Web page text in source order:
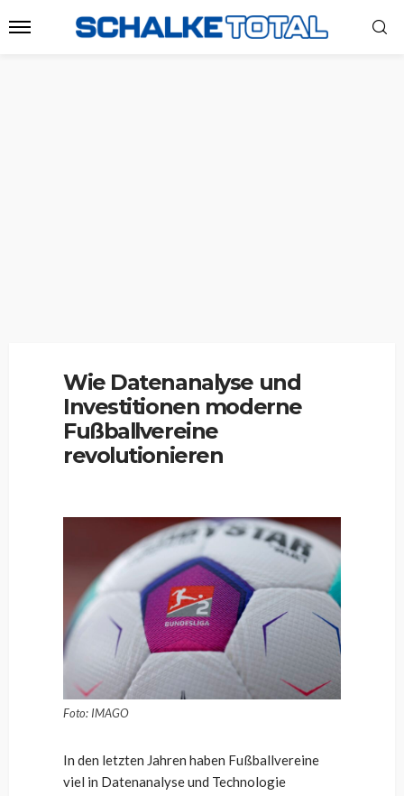
Wie Datenanalyse und
Investitionen moderne
Fußballvereine
revolutionieren
Foto: IMAGO
In den letzten Jahren haben Fußballvereine
viel in Datenanalyse und Technologie